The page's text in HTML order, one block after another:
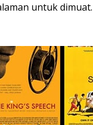
untuk dimuat.